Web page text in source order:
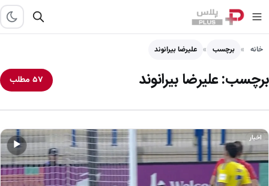
خانه برچسب علیرضا بیرانوند
برچسب:علیرضا بیرانوند ۵۷ مطلب
▶
اخبار